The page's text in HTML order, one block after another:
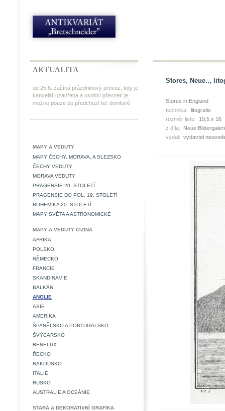
od 25.6. začíná prázdninový provoz, kdy je
kancelář uzavřena a osobní převzetí je
možno pouze po předchozí tel. domluvě
MAPY A VEDUTY
MAPY ČECHY, MORAVA, A SLEZSKO
ČECHY VEDUTY
MORAVA VEDUTY
PRAGENSIE 20. STOLETÍ
PRAGENSIE DO POL. 19. STOLETÍ
BOHEMIKA 20. STOLETÍ
MAPY SVĚTA A ASTRONOMICKÉ
MAPY A VEDUTY CIZINA
AFRIKA
POLSKO
NĚMECKO
FRANCIE
SKANDINÁVIE
BALKÁN
ANGLIE
ASIE
AMERIKA
ŠPANĚLSKO A PORTUGALSKO
ŠVÝCARSKO
BENELUX
ŘECKO
RAKOUSKO
ITALIE
RUSKO
AUSTRALIE A OCEÁNIE
STARÁ A DEKORATIVNÍ GRAFIKA
Stores, Neue..,
Stores in England
technika: litografie
rozměr listu:
19,5 x 16
z díla:
Neue
vydal: vydavtel